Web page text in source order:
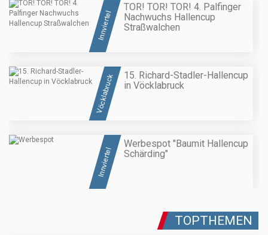
Innviertel
TOR! TOR! TOR! 4. Palfinger
Nachwuchs Hallencup
Straßwalchen
Vöcklabruck
15. Richard-Stadler-Hallencup
in Vöcklabruck
Innviertel
Werbespot "Baumit Hallencup
Schärding"
TOPTHEMEN